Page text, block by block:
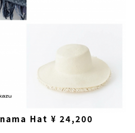
nama Hat ¥ 24,200